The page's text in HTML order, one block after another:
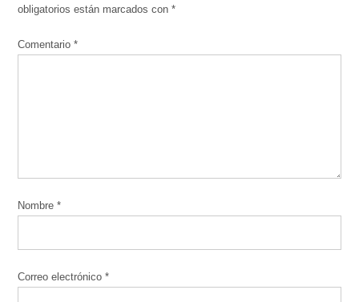
obligatorios están marcados con*
Comentario*
Nombre*
Correo electrónico*